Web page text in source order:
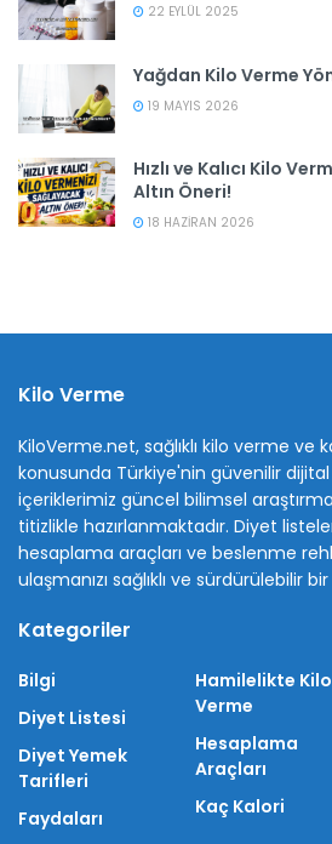
22 EYLÜL 2025
Yağdan Kilo Verme
19 MAYIS 2026
Hızlı ve Kalıcı Kilo
Altın Öneri!
18 HAZIRAN 2026
Kilo Verme
KiloVerme.net, sağlıklı kilo verme ve
konusunda Türkiye'nin güvenilir
içeriklerimiz güncel bilimsel
titizlikle hazırlanmaktadır. Diyet
hesaplama araçları ve beslenme
ulaşmanızı sağlıklı ve sürdürülebilir
Kategoriler
Bilgi
Diyet Listesi
Diyet Yemek
Tarifleri
Faydaları
Hamilelikte Kilo
Verme
Hesaplama
Araçları
Kaç Kalori